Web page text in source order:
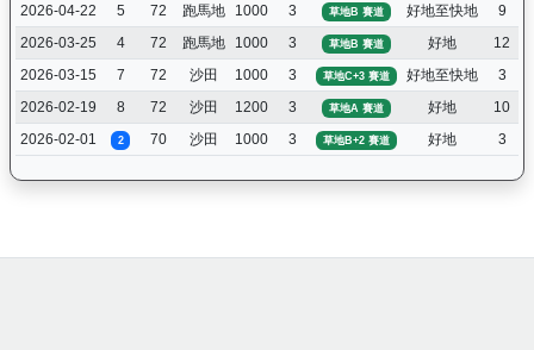
2026-04-22
5 72 跑馬地 1000 3 草地B 賽道 好地至快地 9
2026-03-25
4 72 跑馬地 1000 3 草地B 賽道 好地 12
2026-03-15
7 72 沙田 1000 3 草地C+3 賽道 好地至快地 3
2026-02-19
8 72 沙田 1200 3 草地A 賽道 好地 10
2026-02-01
2 70 沙田 1000 3 草地B+2 賽道 好地 3